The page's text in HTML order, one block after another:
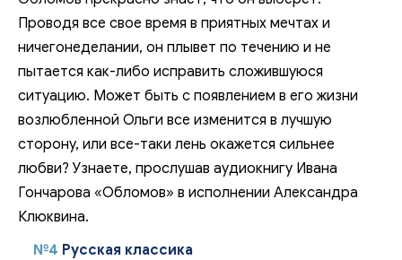
Проводя все свое время в приятных мечтах и
ничегонеделании, он плывет по течению и не
пытается как-либо исправить сложившуюся
ситуацию. Может быть с появлением в его жизни
возлюбленной Ольги все изменится в лучшую
сторону, или все-таки лень окажется сильнее
любви? Узнаете, прослушав аудиокнигу Ивана
Гончарова «Обломов» в исполнении Александра
Клюквина.
№4 Русская классика